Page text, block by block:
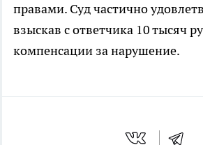
правами. Суд частично
взыскав с ответчика 10 тысяч
компенсации за нарушение.